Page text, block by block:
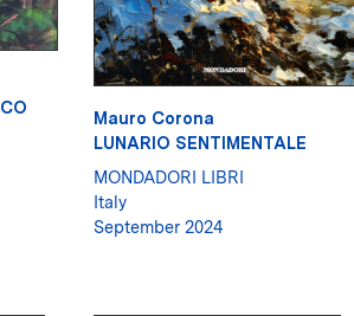
Mauro Corona
LUNARIO SENTIMENTALE
MONDADORI LIBRI
Italy
September 2024